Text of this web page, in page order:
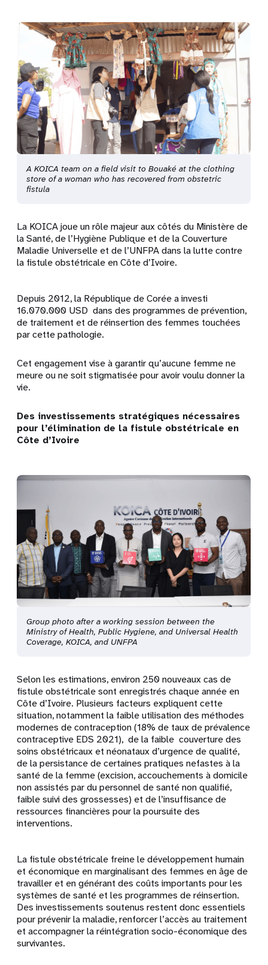
A KOICA team on a field visit to Bouaké at the clothing
store of a woman who has recovered from obstetric
fistula
La KOICA joue un rôle majeur aux côtés du Ministère de
la Santé, de l’Hygiène Publique et de la Couverture
Maladie Universelle et de l’UNFPA dans la lutte contre
la fistule obstétricale en Côte d’Ivoire.
Depuis 2012, la République de Corée a investi
16.070.000 USD dans des programmes de prévention,
de traitement et de réinsertion des femmes touchées
par cette pathologie.
Cet engagement vise à garantir qu’aucune femme ne
meure ou ne soit stigmatisée pour avoir voulu donner la
vie.
Des investissements stratégiques nécessaires
pour l’élimination de la fistule obstétricale en
Côte d’Ivoire
Group photo after a working session between the
Ministry of Health, Public Hygiene, and Universal Health
Coverage, KOICA, and UNFPA
Selon les estimations, environ 250 nouveaux cas de
fistule obstétricale sont enregistrés chaque année en
Côte d’Ivoire. Plusieurs facteurs expliquent cette
situation, notamment la faible utilisation des méthodes
modernes de contraception (18% de taux de prévalence
contraceptive EDS 2021), de la faible couverture des
soins obstétricaux et néonataux d’urgence de qualité,
de la persistance de certaines pratiques nefastes à la
santé de la femme (excision, accouchements à domicile
non assistés par du personnel de santé non qualifié,
faible suivi des grossesses) et de l’insuffisance de
ressources financières pour la poursuite des
interventions.
La fistule obstétricale freine le développement humain
et économique en marginalisant des femmes en âge de
travailler et en générant des coûts importants pour les
systèmes de santé et les programmes de réinsertion.
Des investissements soutenus restent donc essentiels
pour prévenir la maladie, renforcer l’accès au traitement
et accompagner la réintégration socio-économique des
survivantes.